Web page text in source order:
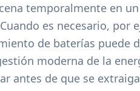
temporalmente en
es necesario, por
de baterías puede
moderna de la
antes de que se